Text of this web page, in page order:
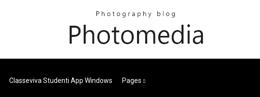
Classeviva Studenti App Windows Pages